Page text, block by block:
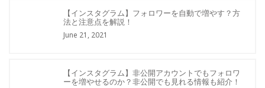
【インスタグラム】フォロワーを自動で増やす？方
法と注意点を解説！
June 21, 2021
【インスタグラム】非公開アカウントでもフォロワ
ーを増やせるのか？非公開でも見れる情報も紹介！